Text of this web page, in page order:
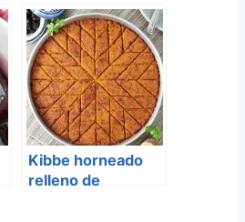
Kibbe horneado
relleno de